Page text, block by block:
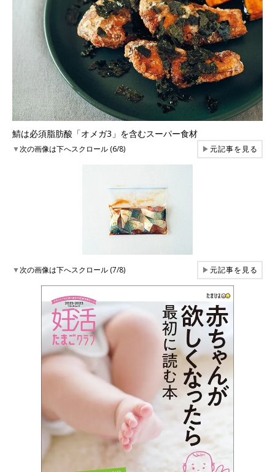
鯖は必須脂肪酸「オメガ3」を含むスーパー食材
▼次の画像は下へスクロール (6/8) ▶元記事を見る
▼次の画像は下へスクロール (7/8) ▶元記事を見る